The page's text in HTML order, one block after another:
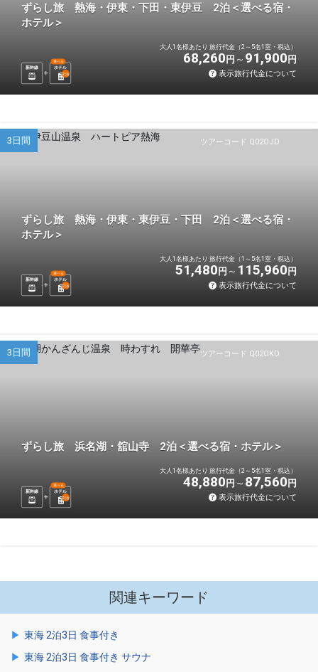
ずらし旅 熱海・伊東・下田・東伊豆 2泊＜選べる宿・
ホテル＞
新幹線 ホテル
選べる
2泊
大人1名様あたり 旅行代金（2～5名1室・税込）
68,260 円 91,900 円
表示旅行代金について
ツアーコード Q02OJD
3日間
ずらし旅 熱海・伊東・東伊豆・下田 2泊＜選べる宿・
ホテル＞
新幹線 ホテル
選べる
2泊
大人1名様あたり 旅行代金（1～5名1室・税込）
51,480 円 115,960 円
表示旅行代金について
ツアーコード Q02OKD
3日間
ずらし旅 浜名湖・舘山寺 2泊＜選べる宿・ホテル＞
新幹線 ホテル
選べる
2泊
大人1名様あたり 旅行代金（2～5名1室・税込）
48,880 円 87,560 円
表示旅行代金について
関連キーワード
東海 2泊3日 食事付き
東海 2泊3日 食事付き サウナ